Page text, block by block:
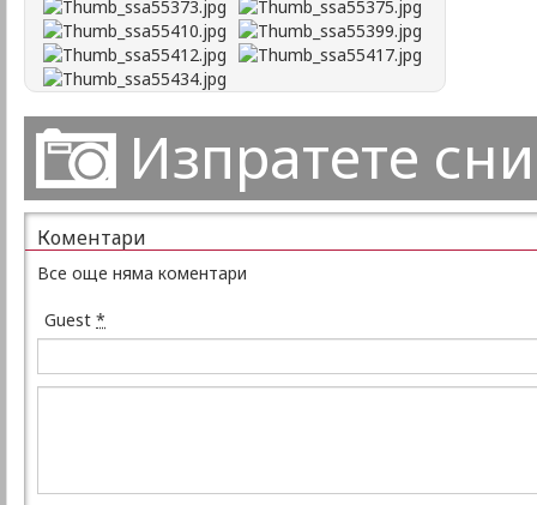
Изпратете
Коментари
Все още няма коментари
Guest *